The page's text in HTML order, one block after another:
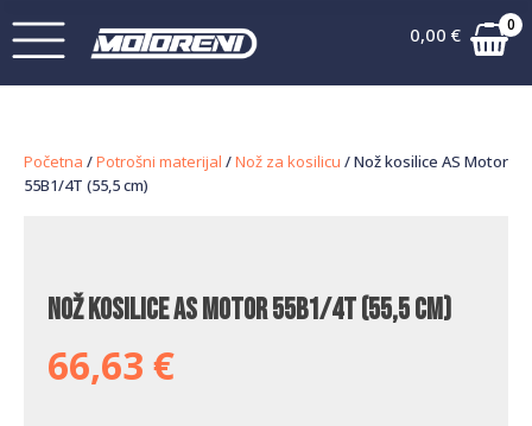
0,00 € 0
Početna /Potrošni materijal /Nož za kosilicu / Nož kosilice AS Motor
55B1/4T (55,5 cm)
Nož kosilice AS Motor 55B1/4T (55,5 cm)
66,63 €